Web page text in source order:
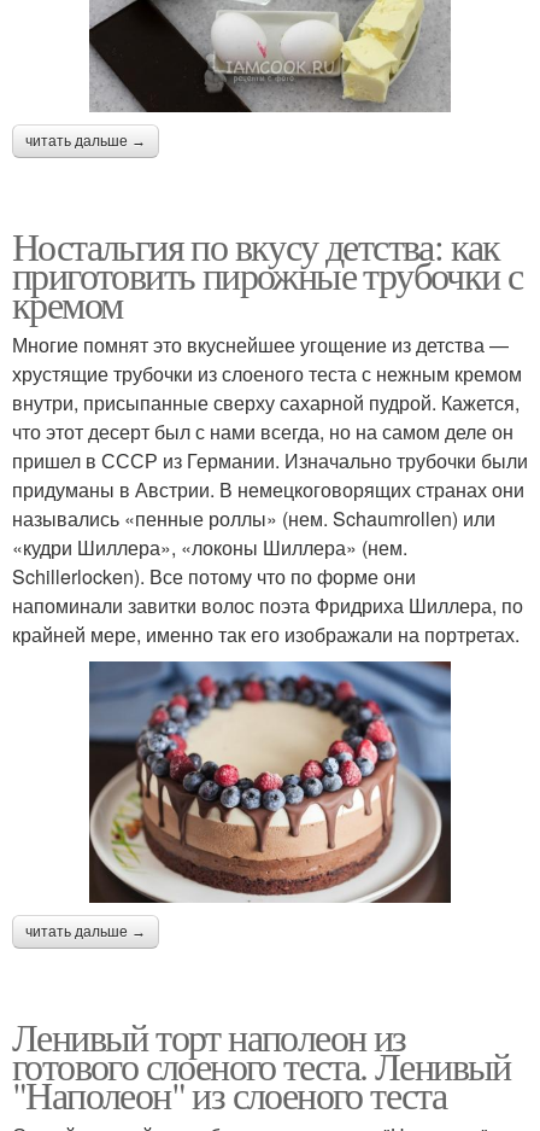
читать дальше →
Ностальгия по вкусу детства: как
приготовить пирожные трубочки с
кремом
Многие помнят это вкуснейшее угощение из детства —
хрустящие трубочки из слоеного теста с нежным кремом
внутри, присыпанные сверху сахарной пудрой. Кажется,
что этот десерт был с нами всегда, но на самом деле он
пришел в СССР из Германии. Изначально трубочки были
придуманы в Австрии. В немецкоговорящих странах они
назывались «пенные роллы» (нем. Schaumrollen) или
«кудри Шиллера», «локоны Шиллера» (нем.
Schillerlocken). Все потому что по форме они
напоминали завитки волос поэта Фридриха Шиллера, по
крайней мере, именно так его изображали на портретах.
читать дальше →
Ленивый торт наполеон из
готового слоеного теста. Ленивый
"Наполеон" из слоеного теста